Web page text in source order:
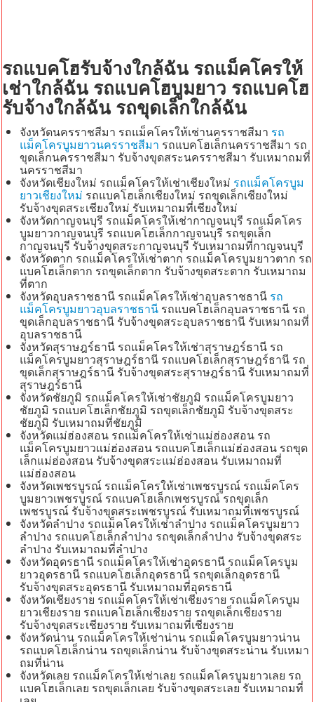
รถแบคโฮรับจ้างใกล้ฉัน รถแม็คโครให้
เช่าใกล้ฉัน รถแบคโฮบูมยาว รถแบคโฮ
รับจ้างใกล้ฉัน รถขุดเล็กใกล้ฉัน
จังหวัดนครราชสีมา รถแม็คโครให้เช่านครราชสีมา รถ
แม็คโครบูมยาวนครราชสีมา รถแบคโฮเล็กนครราชสีมา รถ
ขุดเล็กนครราชสีมา รับจ้างขุดสระนครราชสีมา รับเหมาถมที่
นครราชสีมา
จังหวัดเชียงใหม่ รถแม็คโครให้เช่าเชียงใหม่ รถแม็คโครบูม
ยาวเชียงใหม่ รถแบคโฮเล็กเชียงใหม่ รถขุดเล็กเชียงใหม่
รับจ้างขุดสระเชียงใหม่ รับเหมาถมที่เชียงใหม่
จังหวัดกาญจนบุรี รถแม็คโครให้เช่ากาญจนบุรี รถแม็คโคร
บูมยาวกาญจนบุรี รถแบคโฮเล็กกาญจนบุรี รถขุดเล็ก
กาญจนบุรี รับจ้างขุดสระกาญจนบุรี รับเหมาถมที่กาญจนบุรี
จังหวัดตาก รถแม็คโครให้เช่าตาก รถแม็คโครบูมยาวตาก รถ
แบคโฮเล็กตาก รถขุดเล็กตาก รับจ้างขุดสระตาก รับเหมาถม
ที่ตาก
จังหวัดอุบลราชธานี รถแม็คโครให้เช่าอุบลราชธานี รถ
แม็คโครบูมยาวอุบลราชธานี รถแบคโฮเล็กอุบลราชธานี รถ
ขุดเล็กอุบลราชธานี รับจ้างขุดสระอุบลราชธานี รับเหมาถมที่
อุบลราชธานี
จังหวัดสุราษฎร์ธานี รถแม็คโครให้เช่าสุราษฎร์ธานี รถ
แม็คโครบูมยาวสุราษฎร์ธานี รถแบคโฮเล็กสุราษฎร์ธานี รถ
ขุดเล็กสุราษฎร์ธานี รับจ้างขุดสระสุราษฎร์ธานี รับเหมาถมที่
สุราษฎร์ธานี
จังหวัดชัยภูมิ รถแม็คโครให้เช่าชัยภูมิ รถแม็คโครบูมยาว
ชัยภูมิ รถแบคโฮเล็กชัยภูมิ รถขุดเล็กชัยภูมิ รับจ้างขุดสระ
ชัยภูมิ รับเหมาถมที่ชัยภูมิ
จังหวัดแม่ฮ่องสอน รถแม็คโครให้เช่าแม่ฮ่องสอน รถ
แม็คโครบูมยาวแม่ฮ่องสอน รถแบคโฮเล็กแม่ฮ่องสอน รถขุด
เล็กแม่ฮ่องสอน รับจ้างขุดสระแม่ฮ่องสอน รับเหมาถมที่
แม่ฮ่องสอน
จังหวัดเพชรบูรณ์ รถแม็คโครให้เช่าเพชรบูรณ์ รถแม็คโคร
บูมยาวเพชรบูรณ์ รถแบคโฮเล็กเพชรบูรณ์ รถขุดเล็ก
เพชรบูรณ์ รับจ้างขุดสระเพชรบูรณ์ รับเหมาถมที่เพชรบูรณ์
จังหวัดลำปาง รถแม็คโครให้เช่าลำปาง รถแม็คโครบูมยาว
ลำปาง รถแบคโฮเล็กลำปาง รถขุดเล็กลำปาง รับจ้างขุดสระ
ลำปาง รับเหมาถมที่ลำปาง
จังหวัดอุดรธานี รถแม็คโครให้เช่าอุดรธานี รถแม็คโครบูม
ยาวอุดรธานี รถแบคโฮเล็กอุดรธานี รถขุดเล็กอุดรธานี
รับจ้างขุดสระอุดรธานี รับเหมาถมที่อุดรธานี
จังหวัดเชียงราย รถแม็คโครให้เช่าเชียงราย รถแม็คโครบูม
ยาวเชียงราย รถแบคโฮเล็กเชียงราย รถขุดเล็กเชียงราย
รับจ้างขุดสระเชียงราย รับเหมาถมที่เชียงราย
จังหวัดน่าน รถแม็คโครให้เช่าน่าน รถแม็คโครบูมยาวน่าน
รถแบคโฮเล็กน่าน รถขุดเล็กน่าน รับจ้างขุดสระน่าน รับเหมา
ถมที่น่าน
จังหวัดเลย รถแม็คโครให้เช่าเลย รถแม็คโครบูมยาวเลย รถ
แบคโฮเล็กเลย รถขุดเล็กเลย รับจ้างขุดสระเลย รับเหมาถมที่